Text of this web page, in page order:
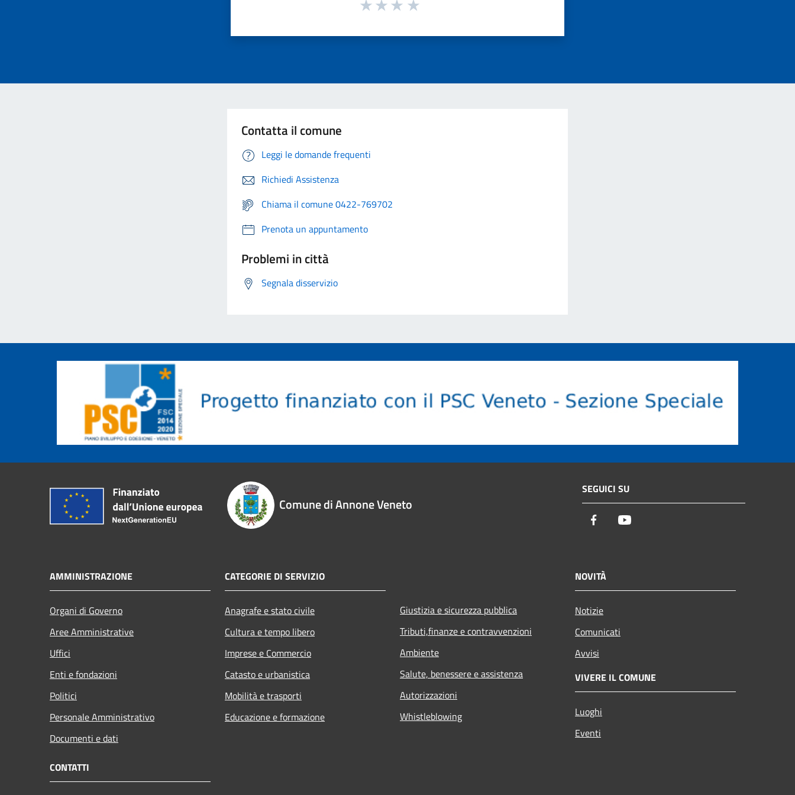
Contatta il comune
Leggi le domande frequenti
Richiedi Assistenza
Chiama il comune 0422-769702
Prenota un appuntamento
Problemi in città
Segnala disservizio
Comune di Annone Veneto
SEGUICI SU
Facebook
AMMINISTRAZIONE
Organi di Governo
Aree Amministrative
Uffici
Enti e fondazioni
Politici
Personale Amministrativo
Documenti e dati
CATEGORIE DI SERVIZIO
Anagrafe e stato civile
Cultura e tempo libero
Imprese e Commercio
Catasto e urbanistica
Mobilità e trasporti
Educazione e formazione
Giustizia e sicurezza pubblica
Tributi,finanze e contravvenzioni
Ambiente
Salute, benessere e assistenza
Autorizzazioni
Whistleblowing
NOVITÀ
Notizie
Comunicati
Avvisi
VIVERE IL COMUNE
Luoghi
Eventi
CONTATTI